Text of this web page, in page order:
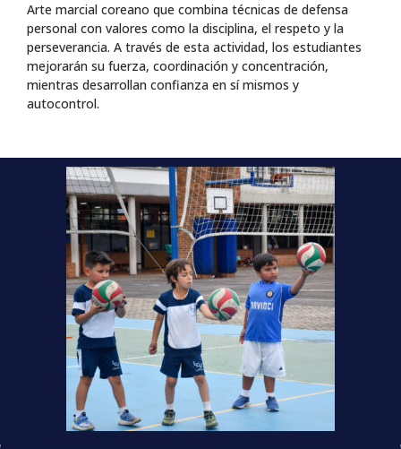
Arte marcial coreano que combina técnicas de defensa
personal con valores como la disciplina, el respeto y la
perseverancia. A través de esta actividad, los estudiantes
mejorarán su fuerza, coordinación y concentración,
mientras desarrollan confianza en sí mismos y
autocontrol.